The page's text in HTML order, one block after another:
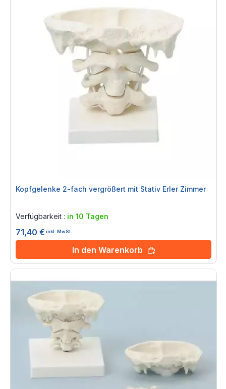
Kopfgelenke 2-fach vergrößert mit Stativ Erler Zimmer
Verfügbarkeit : in 10 Tagen
71,40 € inkl. MwSt.
In den Warenkorb